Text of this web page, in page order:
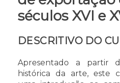
séculos XVI e
DESCRITIVO DO
Apresentado a partir
histórica da arte, este